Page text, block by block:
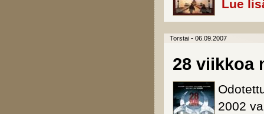
Lue
Torstai - 06.09.2007
28 viikkoa
2002